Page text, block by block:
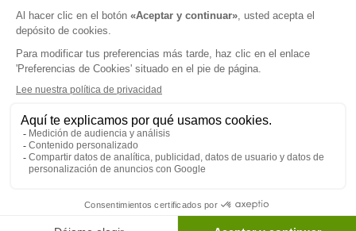
OBTENGA UNA LISTA PERSONALIZADA
Síguenos en
cookies
© 2026 Abuelos Plus - Derechos reservados.